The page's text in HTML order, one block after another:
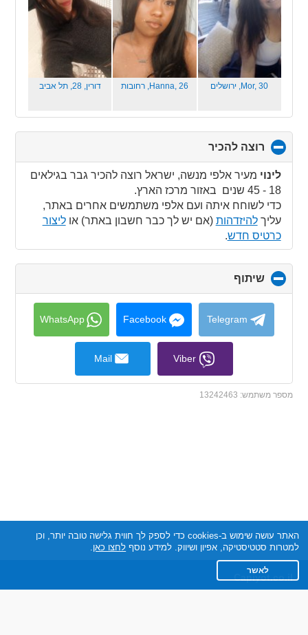
Mor, 30, ירושלים Hanna, 26, רחובות דורין, 28, תל אביב
רוצה להכיר
to
collapse
contents
לינוי מעיר אלפי מנשה, ישראל רוצה להכיר גבר בגילאים
18 - 45 שנים באזור מרכז הארץ.
כדי לשוחח איתה ועם אלפי משתמשים אחרים באתר,
עליךלהיזדהות (אם יש לך כבר חשבון באתר) אוליצור
כרטיס חדש.
שיתוף
to
collapse
contents
Telegram
Facebook
WhatsApp
Viber
Mail
מספר משתמש: 13242463
Capiyot.co.il
האתר עושה שימוש ב-cookies כדי לספק לך חווית גלישה טובה יותר, וכן
למטרות סטטיסטיקה, אפיון ושיווק. למידע נוסף לחצו כאן.
לאשר